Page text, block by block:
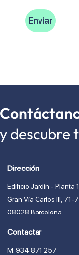
y descubre
Dirección
Edificio Jardín - Planta 1
Gran Vía Carlos lll, 71-
08028 Barcelona
Contactar
M. 934 871 257